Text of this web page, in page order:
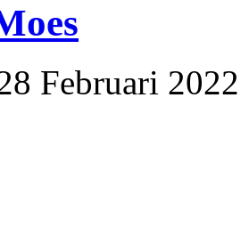
Februari